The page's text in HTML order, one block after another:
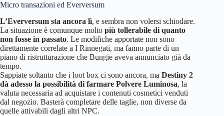
Micro transazioni ed Everversum
L’Everversum sta ancora lì, e sembra non volersi schiodare.
La situazione è comunque molto più tollerabile di quanto
non fosse in passato. Le modifiche apportate non sono
direttamente correlate a I Rinnegati, ma fanno parte di un
piano di ristrutturazione che Bungie aveva annunciato già da
tempo.
Sappiate soltanto che i loot box ci sono ancora, ma Destiny 2
dà adesso la possibilità di farmare Polvere Luminosa, la
valuta necessaria ad acquistare i contenuti cosmetici venduti
dal negozio. Basterà completare delle taglie, non diverse da
quelle attivabili dagli altri NPC.